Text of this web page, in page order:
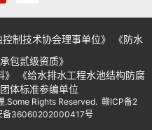
控制技术协会理事单位》
《防水
包贰级资质》
《给水排水工程水池结构防腐
体标准参编单位
.Some Rights Reserved. 赣ICP备2
备36060202000417号